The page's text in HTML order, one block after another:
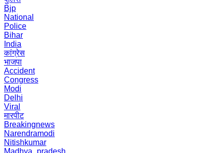
Bjp
National
Police
Bihar
India
कांग्रेस
भाजपा
Accident
Congress
Modi
Delhi
Viral
मारपीट
Breakingnews
Narendramodi
Nitishkumar
Madhya_pradesh